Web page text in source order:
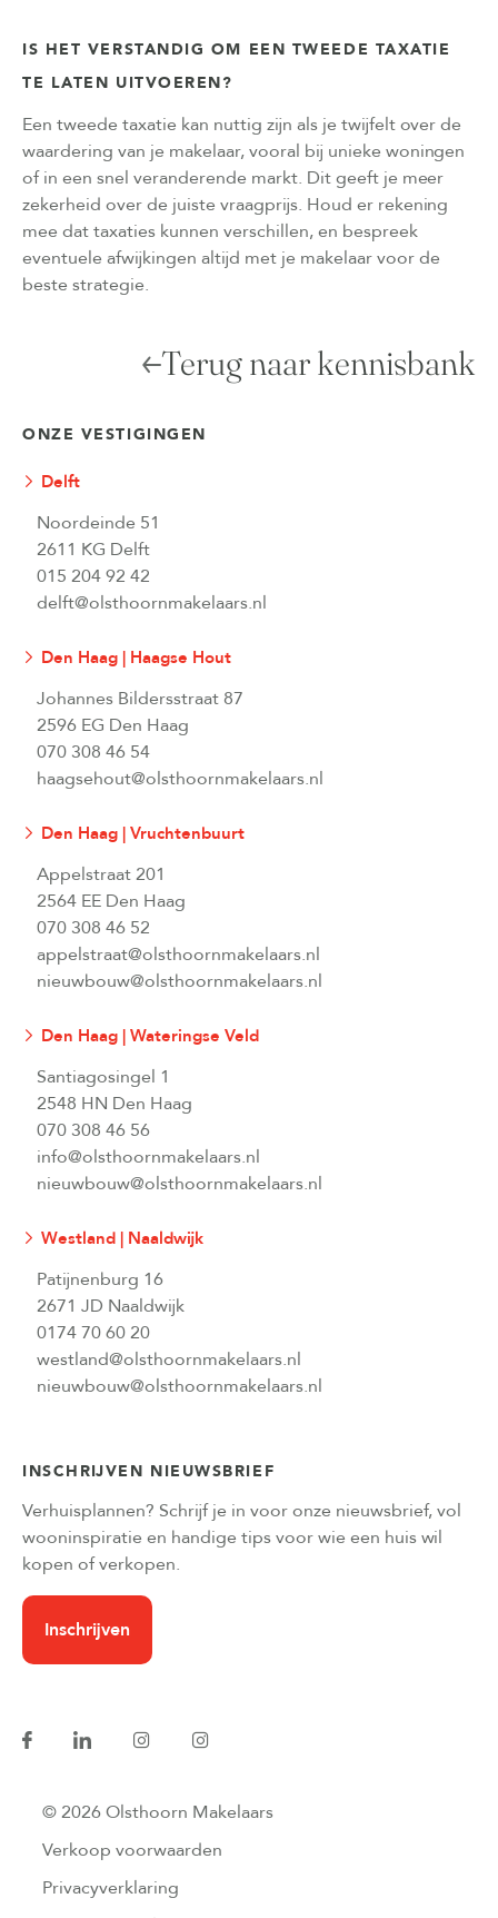
IS HET VERSTANDIG OM EEN TWEEDE TAXATIE
TE LATEN UITVOEREN?
Een tweede taxatie kan nuttig zijn als je twijfelt over de
waardering van je makelaar, vooral bij unieke woningen
of in een snel veranderende markt. Dit geeft je meer
zekerheid over de juiste vraagprijs. Houd er rekening
mee dat taxaties kunnen verschillen, en bespreek
eventuele afwijkingen altijd met je makelaar voor de
beste strategie.
Terug naar kennisbank
ONZE VESTIGINGEN
Delft
Noordeinde 51
2611 KG Delft
015 204 92 42
delft@olsthoornmakelaars.nl
Den Haag | Haagse Hout
Johannes Bildersstraat 87
2596 EG Den Haag
070 308 46 54
haagsehout@olsthoornmakelaars.nl
Den Haag | Vruchtenbuurt
Appelstraat 201
2564 EE Den Haag
070 308 46 52
appelstraat@olsthoornmakelaars.nl
nieuwbouw@olsthoornmakelaars.nl
Den Haag | Wateringse Veld
Santiagosingel 1
2548 HN Den Haag
070 308 46 56
info@olsthoornmakelaars.nl
nieuwbouw@olsthoornmakelaars.nl
Westland | Naaldwijk
Patijnenburg 16
2671 JD Naaldwijk
0174 70 60 20
westland@olsthoornmakelaars.nl
nieuwbouw@olsthoornmakelaars.nl
INSCHRIJVEN NIEUWSBRIEF
Verhuisplannen? Schrijf je in voor onze nieuwsbrief, vol
wooninspiratie en handige tips voor wie een huis wil
kopen of verkopen.
Inschrijven
© 2026 Olsthoorn Makelaars
Verkoop voorwaarden
Privacyverklaring